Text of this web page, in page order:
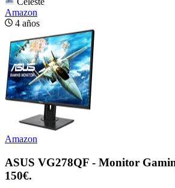
Amazon
4 años
Amazon
ASUS VG278QF - Monitor
150€.